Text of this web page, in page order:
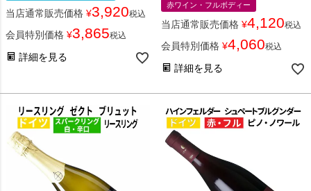
当店通常販売価格 ¥3,920税込
会員特別価格 ¥3,865税込
詳細を見る
赤ワイン・フルボディー
当店通常販売価格 ¥4,120税込
会員特別価格 ¥4,060税込
詳細を見る